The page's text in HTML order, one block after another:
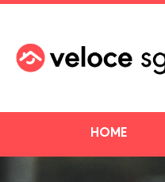
HOME